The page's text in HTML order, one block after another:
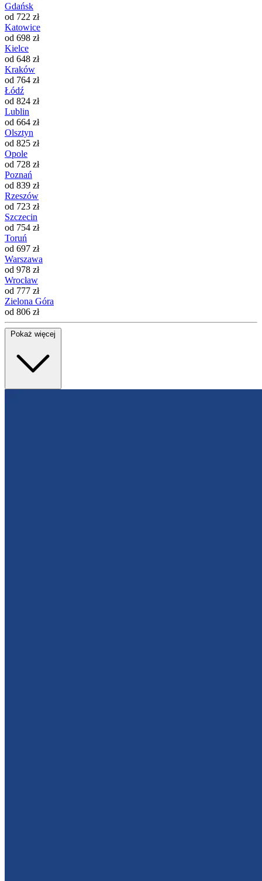
Gdańsk
od 722 zł
Katowice
od 698 zł
Kielce
od 648 zł
Kraków
od 764 zł
Łódź
od 824 zł
Lublin
od 664 zł
Olsztyn
od 825 zł
Opole
od 728 zł
Poznań
od 839 zł
Rzeszów
od 723 zł
Szczecin
od 754 zł
Toruń
od 697 zł
Warszawa
od 978 zł
Wrocław
od 777 zł
Zielona Góra
od 806 zł